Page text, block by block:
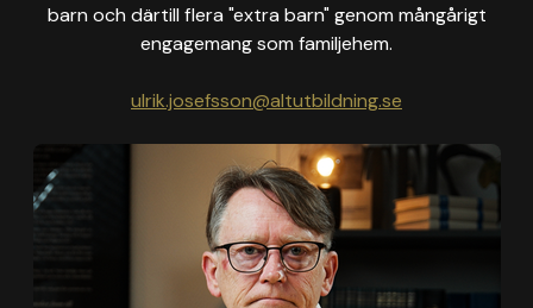
barn och därtill flera "extra barn" genom mångårigt
engagemang som familjehem.
ulrik.josefsson@altutbildning.se